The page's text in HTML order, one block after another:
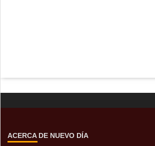
ACERCA DE NUEVO DÍA